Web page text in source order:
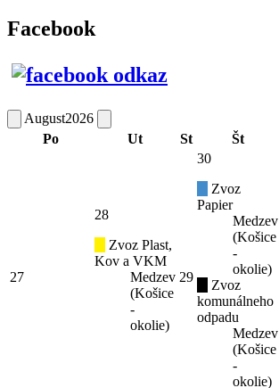
Facebook
August2026
Po
Ut St Št
27
28
Zvoz Plast,
Kov a VKM
Medzev
(Košice
-
okolie)
29
30
Zvoz
Papier
Medzev
(Košice
-
okolie)
Zvoz
komunálneho
odpadu
Medzev
(Košice
-
okolie)